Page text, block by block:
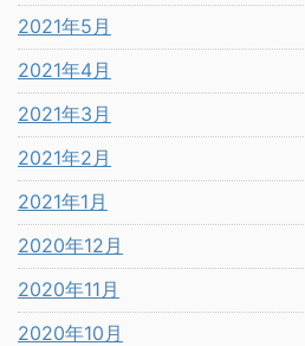
2021年5月
2021年4月
2021年3月
2021年2月
2021年1月
2020年12月
2020年11月
2020年10月